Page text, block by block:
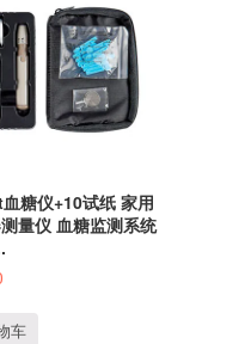
糖仪+10试纸 家用
量仪 血糖监测系统
车